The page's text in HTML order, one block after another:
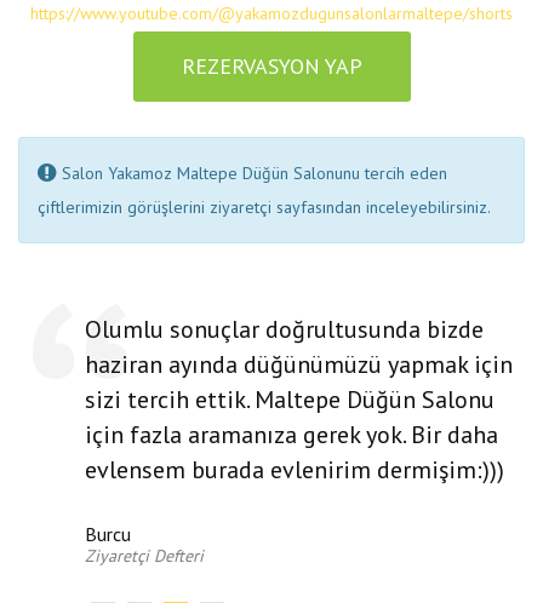
https://www.youtube.com/@yakamozdugunsalonlarmaltepe/shorts
REZERVASYON YAP
Salon Yakamoz Maltepe Düğün Salonunu tercih eden
çiftlerimizin görüşlerini ziyaretçi sayfasından inceleyebilirsiniz.
Olumlu sonuçlar doğrultusunda bizde
haziran ayında düğünümüzü yapmak için
sizi tercih ettik. Maltepe Düğün Salonu
için fazla aramanıza gerek yok. Bir daha
evlensem burada evlenirim dermişim:)))
Burcu
Ziyaretçi Defteri